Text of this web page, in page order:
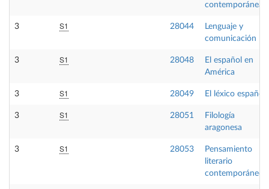
contemporánea I
3 S1 28044
Lenguaje y
comunicación
3 S1 28048
El español en
América
3 S1 28049 El léxico español
3 S1 28051
Filología
aragonesa
3 S1 28053
Pensamiento
literario
contemporáneo